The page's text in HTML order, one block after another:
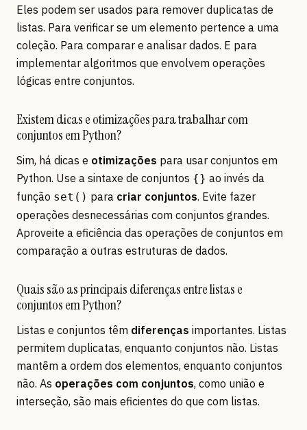
Eles podem ser usados para remover duplicatas de
listas. Para verificar se um elemento pertence a uma
coleção. Para comparar e analisar dados. E para
implementar algoritmos que envolvem operações
lógicas entre conjuntos.
Existem dicas e otimizações para trabalhar com
conjuntos em Python?
Sim, há dicas e otimizações para usar conjuntos em
Python. Use a sintaxe de conjuntos {} ao invés da
função set() para criar conjuntos. Evite fazer
operações desnecessárias com conjuntos grandes.
Aproveite a eficiência das operações de conjuntos em
comparação a outras estruturas de dados.
Quais são as principais diferenças entre listas e
conjuntos em Python?
Listas e conjuntos têm diferenças importantes. Listas
permitem duplicatas, enquanto conjuntos não. Listas
mantêm a ordem dos elementos, enquanto conjuntos
não. As operações com conjuntos, como união e
interseção, são mais eficientes do que com listas.